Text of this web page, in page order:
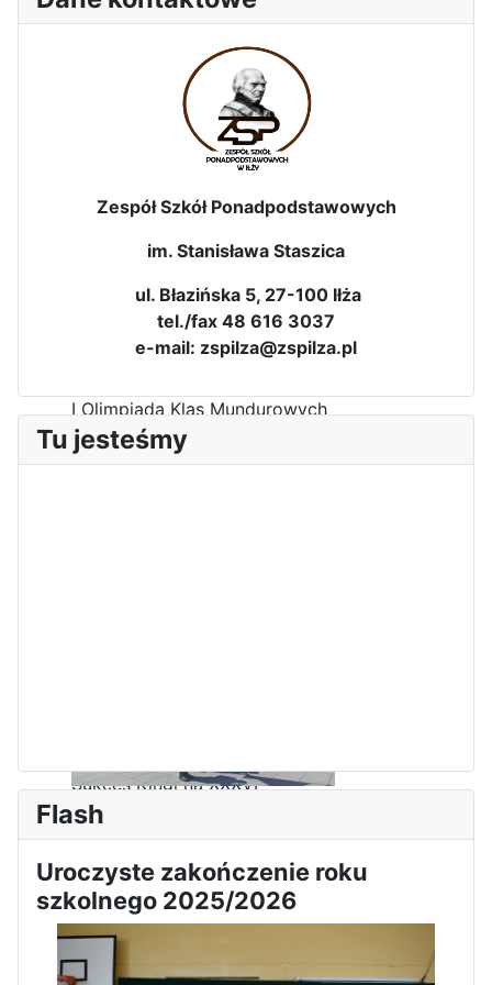
Dni Leśmianowskie 2026
I Olimpiada Klas Mundurowych
Sukces Kingi na XXXVI
Olimpiadzie Teologii Katolickiej
Obchody Święta Konstytucji 3
Maja w Iłży
Zespół Szkół Ponadpodstawowych
im. Stanisława Staszica
ul. Błazińska 5, 27-100 Iłża
tel./fax 48 616 3037
e-mail: zspilza@zspilza.pl
Tu jesteśmy
Flash
Uroczyste zakończenie roku
szkolnego 2025/2026